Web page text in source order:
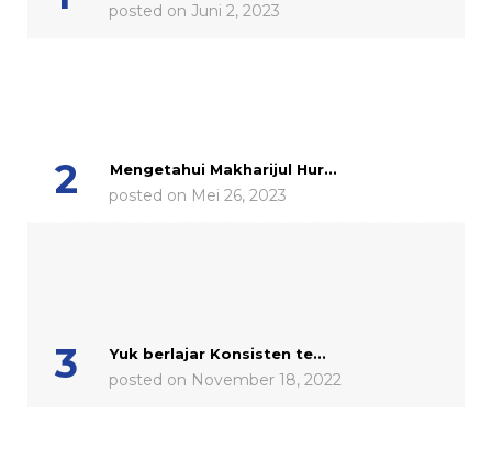
posted on Juni 2, 2023
Mengetahui Makharijul Hur...
posted on Mei 26, 2023
Yuk berlajar Konsisten te...
posted on November 18, 2022